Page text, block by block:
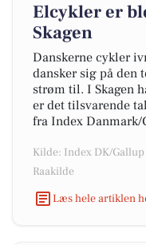
Elcykler er
Skagen
Danskerne cykler
dansker sig på den
strøm til. I Skagen
er det tilsvarende
fra Index Danmark/
Kilde: Index DK/
Raakilde
Læs hele artiklen